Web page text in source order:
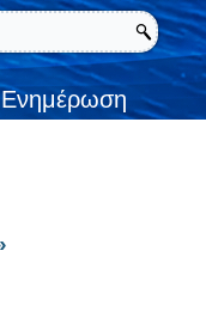
Ενημέρωση